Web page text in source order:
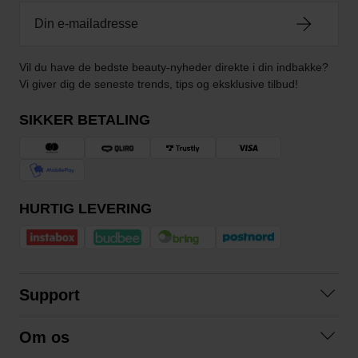
Vil du have de bedste beauty-nyheder direkte i din indbakke?
Vi giver dig de seneste trends, tips og eksklusive tilbud!
SIKKER BETALING
HURTIG LEVERING
Support
Om os